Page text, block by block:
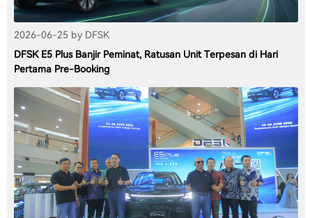
2026-06-25 by DFSK
DFSK E5 Plus Banjir Peminat, Ratusan Unit Terpesan di Hari
Pertama Pre-Booking